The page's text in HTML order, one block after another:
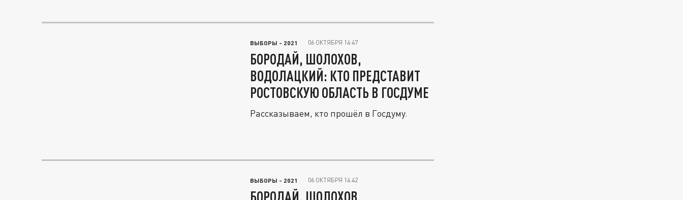
ВЫБОРЫ - 2021 06 ОКТЯБРЯ 14:47
БОРОДАЙ, ШОЛОХОВ,
ВОДОЛАЦКИЙ: КТО ПРЕДСТАВИТ
РОСТОВСКУЮ ОБЛАСТЬ В ГОСДУМЕ
Рассказываем, кто прошёл в Госдуму.
ВЫБОРЫ - 2021 06 ОКТЯБРЯ 14:42
БОРОДАЙ, ШОЛОХОВ,